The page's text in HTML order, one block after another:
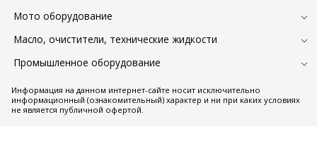
Мото оборудование
Масло, очистители, технические жидкости
Промышленное оборудование
Информация на данном интернет-сайте носит исключительно
информационный (ознакомительный) характер и ни при каких условиях
не является публичной офертой.